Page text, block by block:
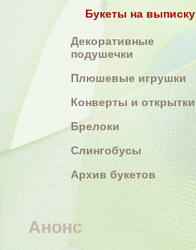
Букеты на выписку
Декоративные
подушечки
Плюшевые игрушки
Конверты и открытки
Брелоки
Слингобусы
Архив букетов
Анонс